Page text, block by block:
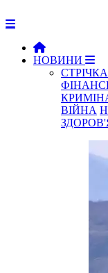
НОВИНИ
ВІЙНА